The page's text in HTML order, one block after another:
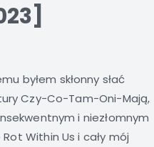
byłem skłonny słać
Czy-Co-Tam-Oni-Mają,
i niezłomnym
Within Us i cały mój